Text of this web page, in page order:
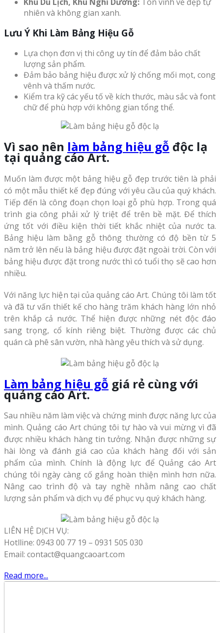
nhiên và không gian xanh.
Lưu Ý Khi Làm Bảng Hiệu Gỗ
Lựa chọn đơn vị thi công uy tín để đảm bảo chất
lượng sản phẩm.
Đảm bảo bảng hiệu được xử lý chống mối mọt, cong
vênh và thấm nước.
Kiểm tra kỹ các yếu tố về kích thước, màu sắc và font
chữ để phù hợp với không gian tổng thể.
Vì sao nên làm bảng hiệu gỗ độc lạ
tại quảng cáo Art.
Muốn làm được một bảng hiệu gỗ đẹp trước tiên là phải
có một mẫu thiết kế đẹp đúng với yêu cầu của quý khách.
Tiếp đến là công đoạn chọn loại gỗ phù hợp. Trong quá
trình gia công phải xử lý triệt để trên bề mặt. Để thích
ứng tốt với điều kiện thời tiết khắc nhiệt của nước ta.
Bảng hiệu làm bằng gỗ thông thường có độ bền từ 5
năm trở lên nếu là bảng hiệu được đặt ngoài trời. Còn với
bảng hiệu được đặt trong nước thì có tuổi thọ sẽ cao hơn
nhiều.
Với năng lực hiện tại của quảng cáo Art. Chúng tôi làm tốt
và đã tư vấn thiết kế cho hàng trăm khách hàng lớn nhỏ
trên khắp cả nước. Thể hiện được những nét độc đáo
sang trọng, cổ kính riêng biệt. Thường được các chủ
quán cà phê sân vườn, nhà hàng yêu thích và sử dụng.
Làm bảng hiệu gỗ giá rẻ cùng với
quảng cáo Art.
Sau nhiều năm làm việc và chứng minh được năng lực của
mình. Quảng cáo Art chúng tôi tự hào và vui mừng vì đã
được nhiều khách hàng tin tưởng. Nhận được những sự
hài lòng và đánh giá cao của khách hàng đối với sản
phẩm của mình. Chính là động lực để Quảng cáo Art
chúng tôi ngày càng cố gắng hoàn thiện mình hơn nữa.
Nâng cao trình độ và tay nghề nhằm nâng cao chất
lượng sản phẩm và dịch vụ để phục vụ quý khách hàng.
LIÊN HỆ DỊCH VỤ:
Hotlline: 0943 00 77 19 – 0931 505 030
Email: contact@quangcaoart.com
Read more...